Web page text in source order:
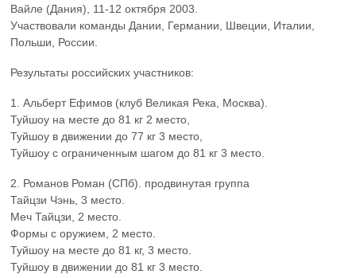
Вайле (Дания), 11-12 октября 2003.
Участвовали команды Дании, Германии, Швеции, Италии,
Польши, России.
Результаты российских участников:
1. Альберт Ефимов (клуб Великая Река, Москва).
Туйшоу на месте до 81 кг 2 место,
Туйшоу в движении до 77 кг 3 место,
Туйшоу с ограниченным шагом до 81 кг 3 место.
2. Романов Роман (СПб). продвинутая группа
Тайцзи Чэнь, 3 место.
Меч Тайцзи, 2 место.
Формы с оружием, 2 место.
Туйшоу на месте до 81 кг, 3 место.
Туйшоу в движении до 81 кг 3 место.